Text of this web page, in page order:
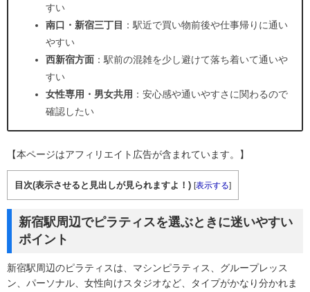
すい
南口・新宿三丁目 ：駅近で買い物前後や仕事帰りに通い
やすい
西新宿方面 ：駅前の混雑を少し避けて落ち着いて通いや
すい
女性専用・男女共用 ：安心感や通いやすさに関わるので
確認したい
【本ページはアフィリエイト広告が含まれています。】
目次(表示させると見出しが見られますよ！) [表示する]
新宿駅周辺でピラティスを選ぶときに迷いやすい
ポイント
新宿駅周辺のピラティスは、マシンピラティス、グループレッス
ン、パーソナル、女性向けスタジオなど、タイプがかなり分かれま